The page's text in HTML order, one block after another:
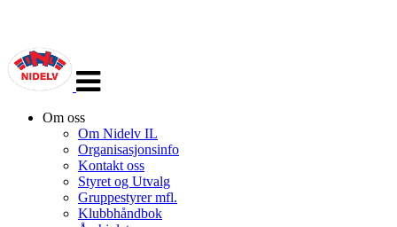
navigasjon
Om oss
Om Nidelv IL
Organisasjonsinfo
Kontakt oss
Styret og Utvalg
Gruppestyrer mfl.
Klubbhåndbok